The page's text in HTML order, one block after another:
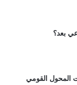
بعد؟
المحول القومي